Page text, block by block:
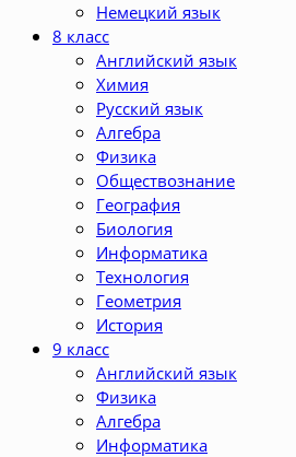
Немецкий язык
8 класс
Английский язык
Химия
Русский язык
Алгебра
Физика
Обществознание
География
Биология
Информатика
Технология
Геометрия
История
9 класс
Английский язык
Физика
Алгебра
Информатика